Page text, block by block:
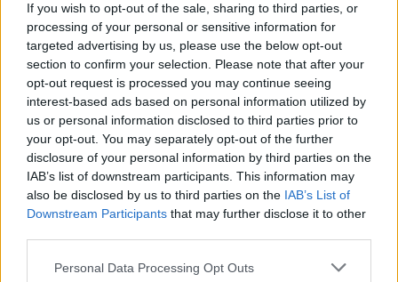
If you wish to opt-out of the sale, sharing to third parties, or
processing of your personal or sensitive information for
targeted advertising by us, please use the below opt-out
section to confirm your selection. Please note that after your
opt-out request is processed you may continue seeing
interest-based ads based on personal information utilized by
us or personal information disclosed to third parties prior to
your opt-out. You may separately opt-out of the further
disclosure of your personal information by third parties on the
IAB’s list of downstream participants. This information may
also be disclosed by us to third parties on the IAB’s List of
Downstream Participants that may further disclose it to other
Personal Data Processing Opt Outs
ΕΟΔΥ: Πού μπορείτε να κάνετε δωρεάν rapid
test την Παρασκευή (13/12)